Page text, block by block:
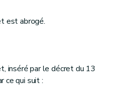
est abrogé.
inséré par le décret du 13
ce qui suit :